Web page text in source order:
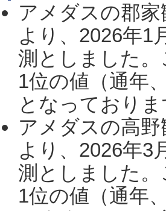
アメダスの郡
より、2026年1
測としました
1位の値（通年
となっており
アメダスの高
より、2026年3
測としました
1位の値（通年